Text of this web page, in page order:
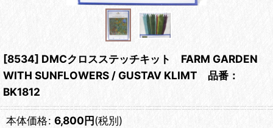
[8534] DMCクロスステッチキット FARM GARDEN
WITH SUNFLOWERS / GUSTAV KLIMT 品番：
BK1812
本体価格: 6,800円(税別)